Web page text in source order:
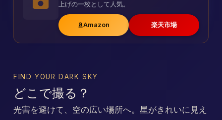
上げの一枚として人気。
Amazon 楽天市場
FIND YOUR DARK SKY
どこで撮る？
光害を避けて、空の広い場所へ。星がきれいに見え